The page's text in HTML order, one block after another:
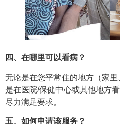
四、在哪里可以看病？
无论是在您平常住的地方（家
是在医院/保健中心或其他地方
尽力满足要求。
五、如何申请该服务？